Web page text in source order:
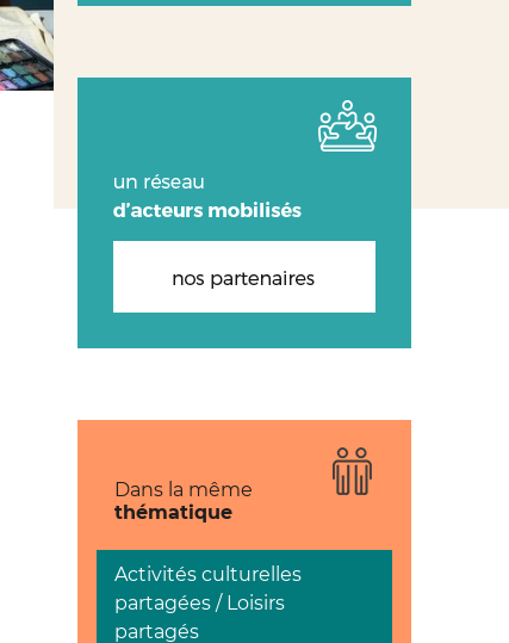
Dans la même
thématique
Activités culturelles
partagées / Loisirs
partagés